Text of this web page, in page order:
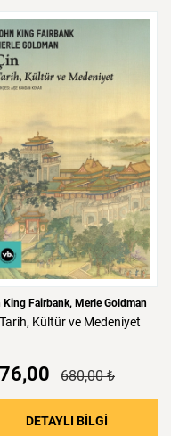
Toprakları İslam
King Fairbank Merle Goldman
Tarih, Kültürve Medeniyet
680,00 ₺
DETAYLI BİLGİ